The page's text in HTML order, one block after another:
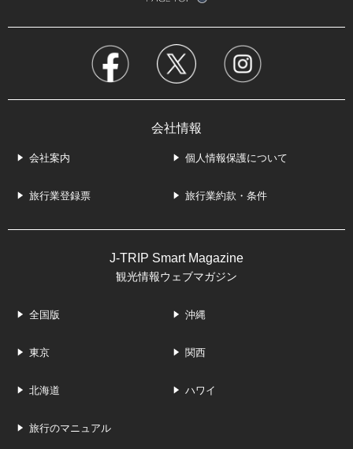
会社情報
会社案内 個人情報保護について
旅行業登録票 旅行業約款・条件
J-TRIP Smart Magazine
観光情報ウェブマガジン
全国版 沖縄
東京 関西
北海道 ハワイ
旅行のマニュアル